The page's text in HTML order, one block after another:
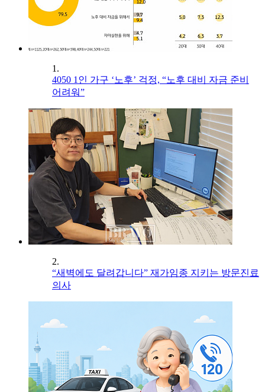
1.
4050 1인 가구 ‘노후’ 걱정, “노후 대비 자금 준비
어려워”
2.
“새벽에도 달려갑니다” 재가임종 지키는 방문진료
의사